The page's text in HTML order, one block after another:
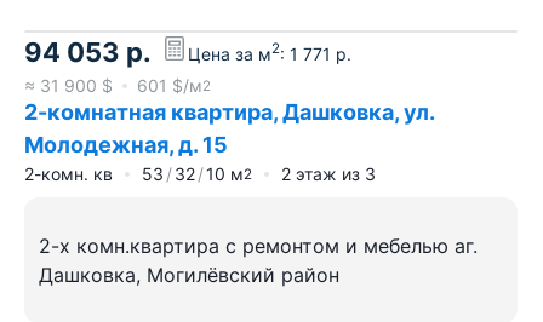
94 053 р. Цена за м2: 1 771 р.
≈ 31 900 $ 601 $/м2
2-комнатная квартира, Дашковка, ул.
Молодежная, д. 15
2-комн. кв 53 32 10 м2 2 этаж из 3
2-х комн.квартира с ремонтом и мебелью аг.
Дашковка, Могилёвский район